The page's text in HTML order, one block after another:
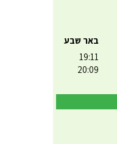
באר שבע
19:11
20:09